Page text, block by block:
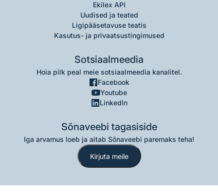
Ekilex API
Uudised ja teated
Ligipääsetavuse teatis
Kasutus- ja privaatsustingimused
Sotsiaalmeedia
Hoia pilk peal meie sotsiaalmeedia kanalitel.
Facebook
Youtube
LinkedIn
Sõnaveebi tagasiside
Iga arvamus loeb ja aitab Sõnaveebi paremaks teha!
Kirjuta meile